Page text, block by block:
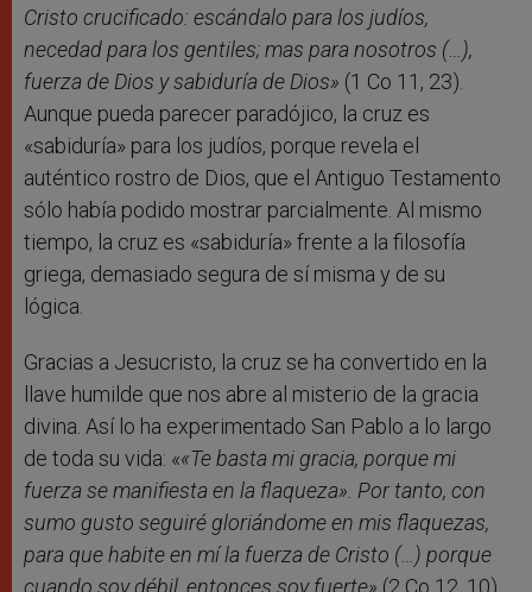
Cristo crucificado: escándalo para los judíos,
necedad para los gentiles; mas para nosotros (…),
fuerza de Dios y sabiduría de Dios» (1 Co 11, 23).
Aunque pueda parecer paradójico, la cruz es
«sabiduría» para los judíos, porque revela el
auténtico rostro de Dios, que el Antiguo Testamento
sólo había podido mostrar parcialmente. Al mismo
tiempo, la cruz es «sabiduría» frente a la filosofía
griega, demasiado segura de sí misma y de su
lógica.
Gracias a Jesucristo, la cruz se ha convertido en la
llave humilde que nos abre al misterio de la gracia
divina. Así lo ha experimentado San Pablo a lo largo
de toda su vida: ««Te basta mi gracia, porque mi
fuerza se manifiesta en la flaqueza». Por tanto, con
sumo gusto seguiré gloriándome en mis flaquezas,
para que habite en mí la fuerza de Cristo (…) porque
cuando soy débil, entonces soy fuerte» (2 Co 12, 10).